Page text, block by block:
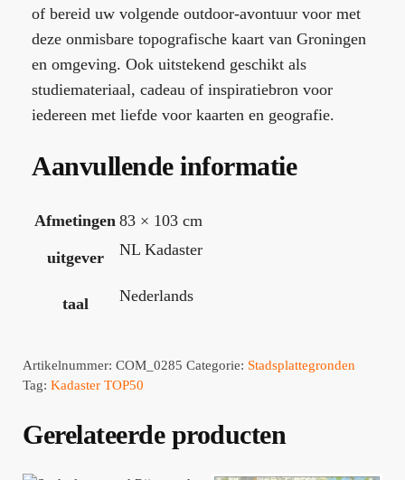
of bereid uw volgende outdoor-avontuur voor met
deze onmisbare topografische kaart van Groningen
en omgeving. Ook uitstekend geschikt als
studiemateriaal, cadeau of inspiratiebron voor
iedereen met liefde voor kaarten en geografie.
Aanvullende informatie
Afmetingen 83 × 103 cm
uitgever NL Kadaster
taal Nederlands
Artikelnummer: COM_0285 Categorie: Stadsplattegronden
Tag: Kadaster TOP50
Gerelateerde producten